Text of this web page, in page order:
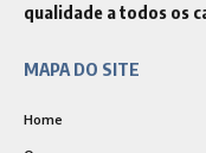
qualidade a todos os
MAPA DO SITE
Home